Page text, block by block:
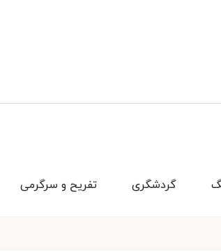
تفریح و سرگرمی گردشگری